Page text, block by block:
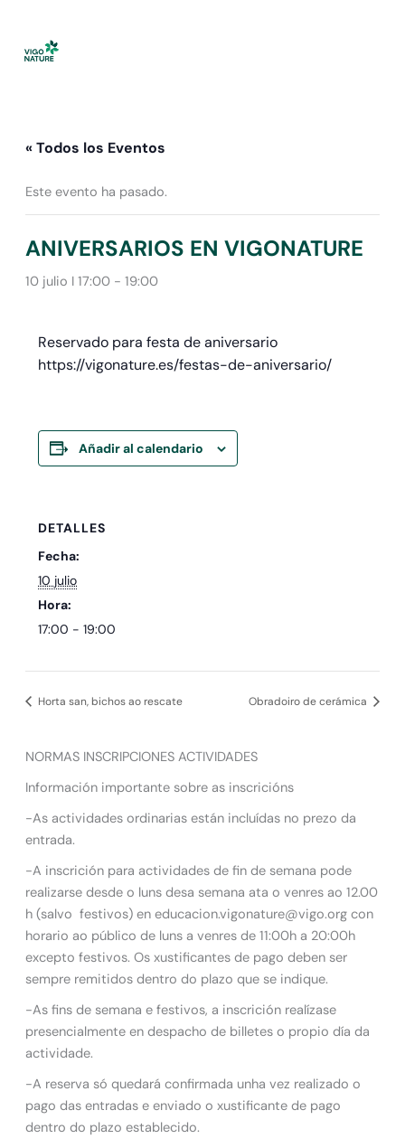
contenido
« Todos los Eventos
Este evento ha pasado.
ANIVERSARIOS EN VIGONATURE
10 julio I 17:00- 19:00
Reservado para festa de aniversario
https://vigonature.es/festas-de-aniversario/
Añadir al calendario
DETALLES
Fecha:
10 julio
Hora:
17:00 - 19:00
Horta san, bichos ao rescate Obradoiro de cerámica
NORMAS INSCRIPCIONES ACTIVIDADES
Información importante sobre as inscricións
-As actividades ordinarias están incluídas no prezo da
entrada.
-A inscrición para actividades de fin de semana pode
realizarse desde o luns desa semana ata o venres ao 12.00
h (salvo festivos) en educacion.vigonature@vigo.org con
horario ao público de luns a venres de 11:00h a 20:00h
excepto festivos. Os xustificantes de pago deben ser
sempre remitidos dentro do plazo que se indique.
-As fins de semana e festivos, a inscrición realízase
presencialmente en despacho de billetes o propio día da
actividade.
-A reserva só quedará confirmada unha vez realizado o
pago das entradas e enviado o xustificante de pago
dentro do plazo establecido.